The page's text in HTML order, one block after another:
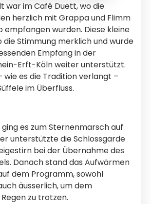
war im Café Duett, wo die
herzlich mit Grappa und Flimm
empfangen wurden. Diese kleine
die Stimmung merklich und wurde
Empfang in der
Erft-Köln weiter unterstützt.
wie es die Tradition verlangt –
im Überfluss.
ging es zum Sternenmarsch auf
unterstützte die Schlossgarde
bei der Übernahme des
Danach stand das Aufwärmen
dem Programm, sowohl
äusserlich, um dem
zu trotzen.